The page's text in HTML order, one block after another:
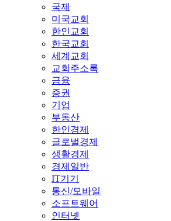
국제
미국교회
한인교회
한국교회
세계교회
교회주소록
금융
증권
기업
부동산
한인경제
글로벌경제
생활경제
경제일반
IT기기
통신/모바일
소프트웨어
인터넷